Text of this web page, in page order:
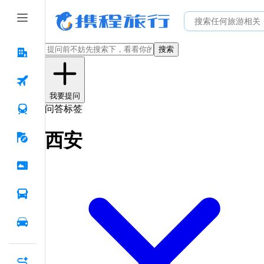
搜索
我要提问
问答标签
西安